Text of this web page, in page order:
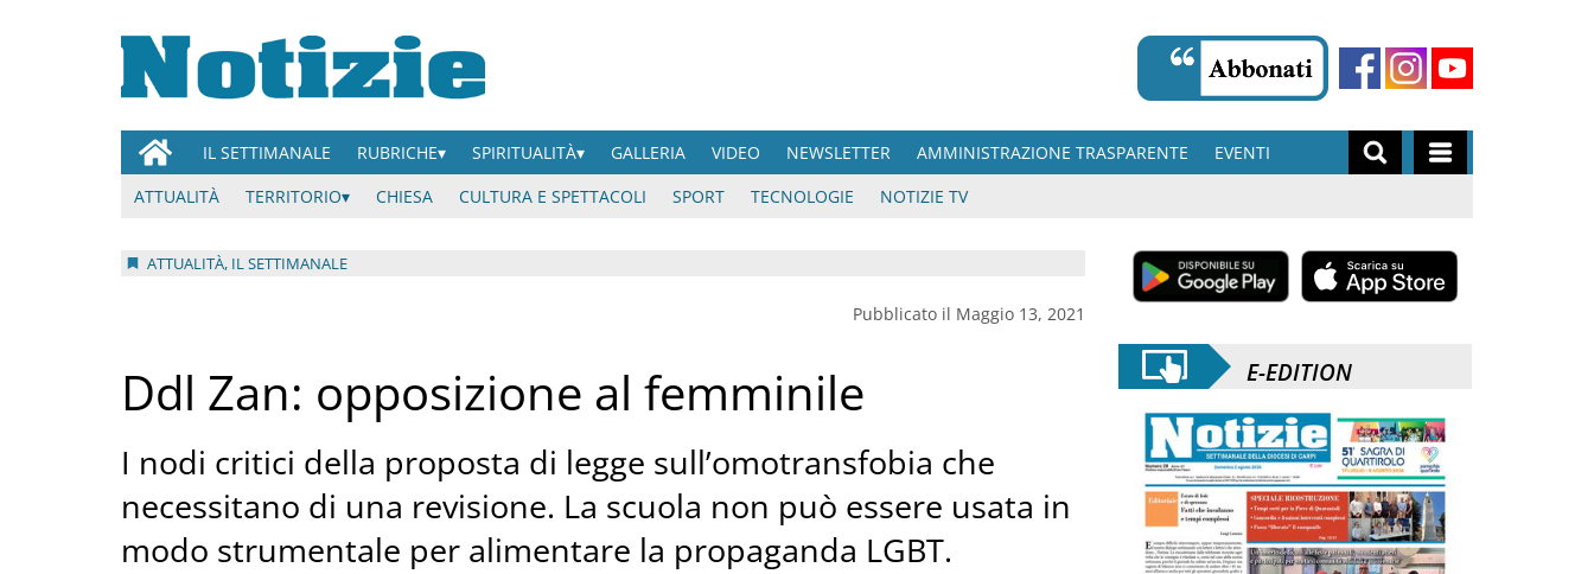
IL SETTIMANALE RUBRICHE SPIRITUALITÀ GALLERIA VIDEO NEWSLETTER AMMINISTRAZIONE TRASPARENTE
EVENTI
ATTUALITÀ
TERRITORIO CHIESA CULTURA E SPETTACOLI SPORT TECNOLOGIE NOTIZIE TV
ATTUALITÀ, IL SETTIMANALE
Pubblicato il Maggio 13, 2021
Ddl Zan: opposizione al femminile
I nodi critici della proposta di legge sull’omotransfobia che
necessitano di una revisione. La scuola non può essere usata in
modo strumentale per alimentare la propaganda LGBT.
E-EDITION